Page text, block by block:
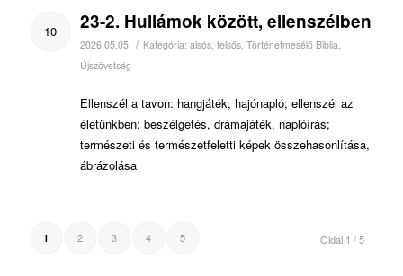
10 23-2. Hullámok között, ellenszélben
2026.05.05. / Kategória: alsós, felsős, Történetmesélő Biblia
Újszövetség
Ellenszél a tavon: hangjáték, hajónapló; ellenszél az
életünkben: beszélgetés, drámajáték, naplóírás;
természeti és természetfeletti képek összehasonlítása,
ábrázolása
Oldal 1 / 5
1 2 3 4 5